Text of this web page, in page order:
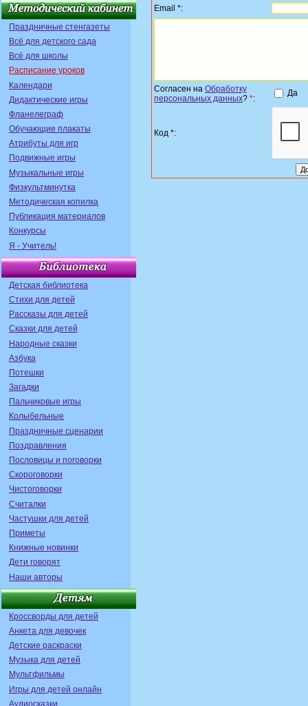
Праздничные стенгазеты
Всё для детского сада
Всё для школы
Расписание уроков
Календари
Дидактические игры
Фланелеграф
Обучающие плакаты
Атрибуты для игр
Подвижные игры
Музыкальные игры
Физкультминутка
Методическая копилка
Публикация материалов
Конкурсы
Я - Учитель!
Детская библиотека
Стихи для детей
Рассказы для детей
Сказки для детей
Народные сказки
Азбука
Потешки
Загадки
Пальчиковые игры
Колыбельные
Праздничные сценарии
Поздравления
Пословицы и поговорки
Скороговорки
Чистоговорки
Считалки
Частушки для детей
Приметы
Книжные новинки
Дети говорят
Наши авторы
Кроссворды для детей
Анкета для девочек
Детские раскраски
Музыка для детей
Мультфильмы
Игры для детей онлайн
Аудиосказки
Email *:
Согласен на Обработку
персональных данных? *:
Да
Код *: